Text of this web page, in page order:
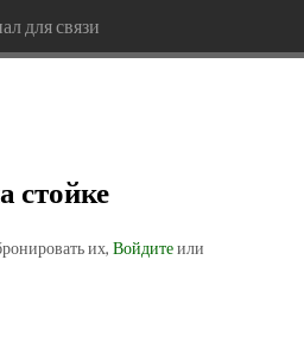
для связи
стойке
их, Войдитеили